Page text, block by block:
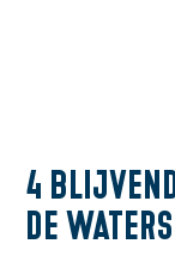
4
de